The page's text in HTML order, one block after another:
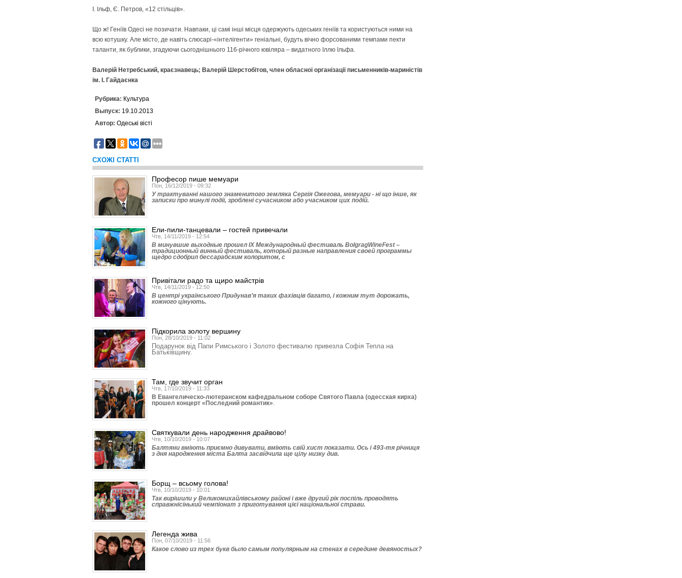
І. Ільф, Є. Петров, «12 стільців».
Що ж! Геніїв Одесі не позичати. Навпаки, ці самі інші місця одержують одеських геніїв та користуються ними на
всю котушку. Але місто, де навіть слюсарі-«інтелігенти» геніальні, будуть вічно форсованими темпами пекти
таланти, як бублики, згадуючи сьогоднішнього 116-річного ювіляра – видатного Іллю Ільфа.
Валерій Нетребський, краєзнавець; Валерій Шерстобітов, член обласної організації письменників-мариністів
ім. І. Гайдаєнка
Рубрика: Культура
Выпуск: 19.10.2013
Автор: Одеські вісті
СХОЖІ СТАТТІ
Професор пише мемуари
Пон, 16/12/2019 - 09:32
У трактуванні нашого знаменитого земляка Сергія Ожегова, мемуари - ні що інше, як
записки про минулі події, зроблені сучасником або учасником цих подій.
Ели-пили-танцевали – гостей привечали
Чтв, 14/11/2019 - 12:54
В минувшие выходные прошел ІХ Международный фестиваль BolgragWineFest –
традиционный винный фестиваль, который разные направления своей программы
щедро сдобрил бессарабским колоритом, с
Привітали радо та щиро майстрів
Чтв, 14/11/2019 - 12:50
В центрі українського Придунав’я таких фахівців багато, і кожним тут дорожать,
кожного цінують.
Підкорила золоту вершину
Пон, 28/10/2019 - 11:02
Подарунок від Папи Римського і Золото фестивалю привезла Софія Тепла на
Батьківщину.
Там, где звучит орган
Чтв, 17/10/2019 - 11:33
В Евангелическо-лютеранском кафедральном соборе Святого Павла (одесская кирха)
прошел концерт «Последний романтик».
Святкували день народження драйвово!
Чтв, 10/10/2019 - 10:07
Балтяни вміють приємно дивувати, вміють свій хист показати. Ось і 493-тя річниця
з дня народження міста Балта засвідчила ще цілу низку див.
Борщ – всьому голова!
Чтв, 10/10/2019 - 10:01
Так вирішили у Великомихай­лівському районі і вже другий рік поспіль проводять
справжнісінький чемпіонат з приготування цієї національної страви.
Легенда жива
Пон, 07/10/2019 - 11:56
Какое слово из трех букв было самым популярным на стенах в середине девяностых?